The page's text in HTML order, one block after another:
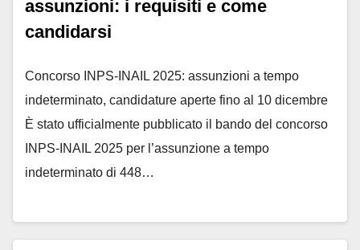
assunzioni: i requisiti e come
candidarsi
Concorso INPS-INAIL 2025: assunzioni a tempo
indeterminato, candidature aperte fino al 10 dicembre
È stato ufficialmente pubblicato il bando del concorso
INPS-INAIL 2025 per l’assunzione a tempo
indeterminato di 448…